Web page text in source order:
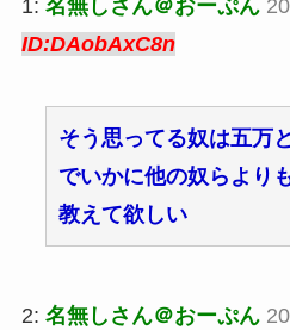
1: 名無しさん＠おーぷん
ID:DAobAxC8n
そう思ってる奴は五万
でいかに他の奴らより
教えて欲しい
2: 名無しさん＠おーぷん